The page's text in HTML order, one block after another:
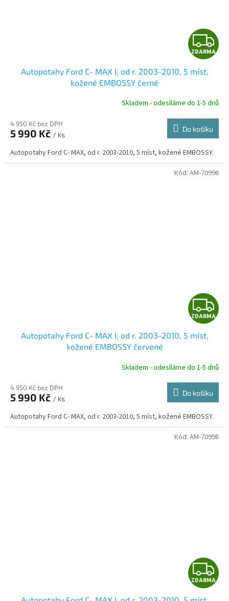
Z
D
R
ZDARMA
Autopotahy Ford C- MAX I, od r. 2003-2010, 5 míst,
kožené EMBOSSY černé
Skladem - odesíláme do 1-5 dnů
4 950 Kč bez DPH
5 990 Kč / ks
Do košíku
Autopotahy Ford C- MAX, od r. 2003-2010, 5 míst, kožené EMBOSSY.
Z
D
R
ZDARMA
Autopotahy Ford C- MAX I, od r. 2003-2010, 5 míst,
kožené EMBOSSY červené
Skladem - odesíláme do 1-5 dnů
4 950 Kč bez DPH
5 990 Kč / ks
Do košíku
Autopotahy Ford C- MAX, od r. 2003-2010, 5 míst, kožené EMBOSSY.
Kód: AM-70996
Z
D
ZDARMA
Kód: AM-70998